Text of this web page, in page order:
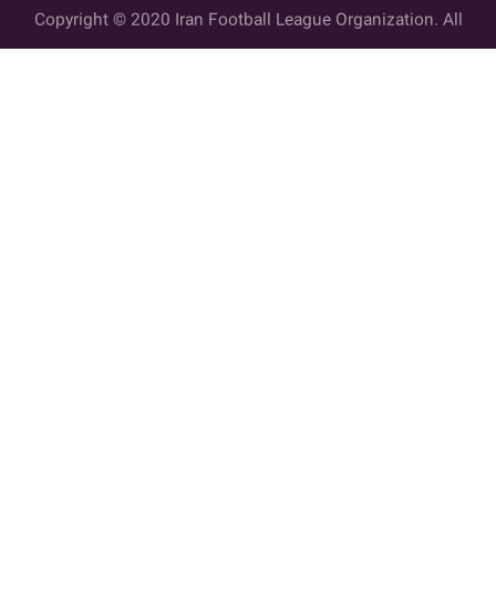
Copyright © 2020 Iran Football League Organization. All